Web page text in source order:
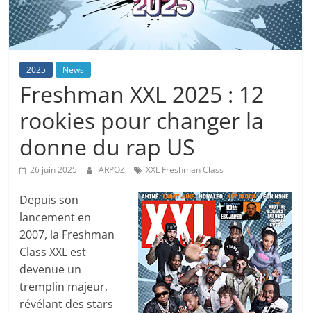
2025 News
Freshman XXL 2025 : 12
rookies pour changer la
donne du rap US
26 juin 2025 ARPOZ XXL Freshman Class
Depuis son
lancement en
2007, la Freshman
Class XXL est
devenue un
tremplin majeur,
révélant des stars